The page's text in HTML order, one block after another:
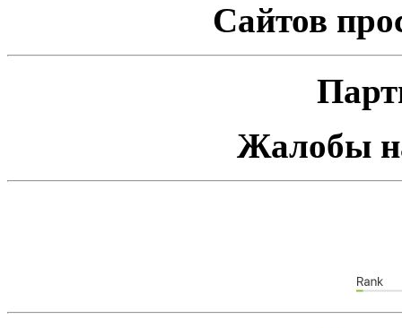
Сайтов
Жалобы